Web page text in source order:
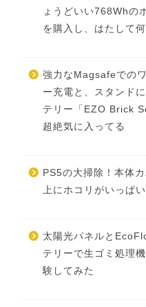
ょうどいい768Whの
を購入し、はたして
強力なMagsafeでの
ー充電と、スタンド
テリー「EZO Brick
超絶気に入ってる
PS5の大掃除！本体
上にホコリがいっぱ
太陽光パネルと
テリーで生ゴミ処理
験してみた